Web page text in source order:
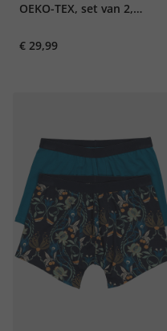
OEKO-TEX, set van 2,
€ 29,99